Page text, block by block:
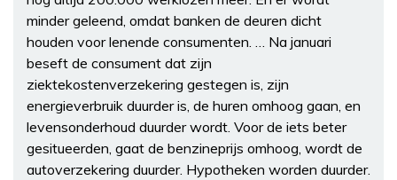
minder geleend, omdat banken de deuren dicht
houden voor lenende consumenten. … Na januari
beseft de consument dat zijn
ziektekostenverzekering gestegen is, zijn
energieverbruik duurder is, de huren omhoog gaan, en
levensonderhoud duurder wordt. Voor de iets beter
gesitueerden, gaat de benzineprijs omhoog, wordt de
autoverzekering duurder. Hypotheken worden duurder.